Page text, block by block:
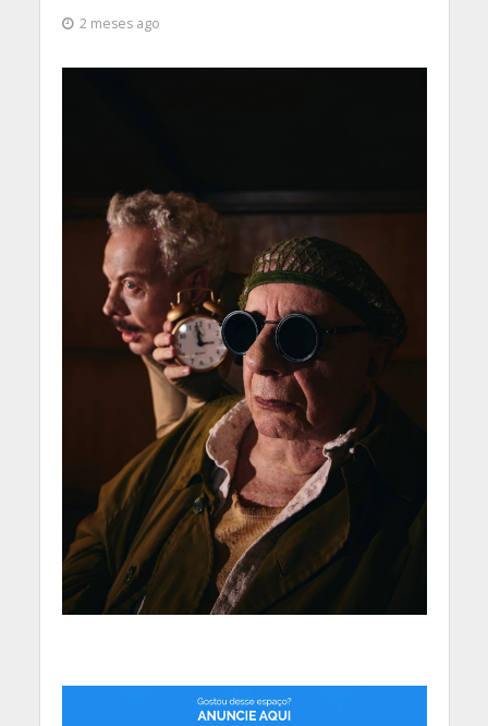
2 meses ago